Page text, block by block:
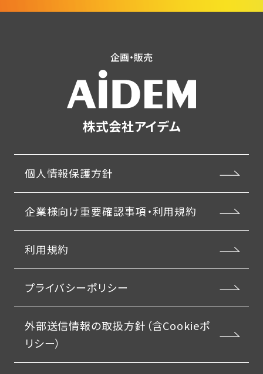
企画・販売
株式会社アイデム
個人情報保護方針
企業様向け重要確認事項・利用規約
利用規約
プライバシーポリシー
外部送信情報の取扱方針（含Cookieポ
リシー）